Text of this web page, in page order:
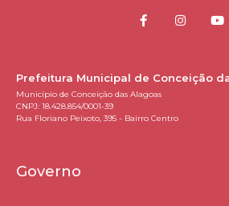
Prefeitura Municipal de Conceição
Município de Conceição das Alagoas
CNPJ: 18.428.854/0001-39
Rua Floriano Peixoto, 395 - Bairro Centro
Governo